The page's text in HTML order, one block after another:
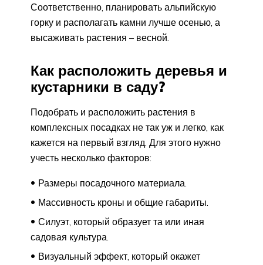
Соответственно, планировать альпийскую
горку и располагать камни лучше осенью, а
высаживать растения – весной.
Как расположить деревья и
кустарники в саду?
Подобрать и расположить растения в
комплексных посадках не так уж и легко, как
кажется на первый взгляд. Для этого нужно
учесть несколько факторов:
Размеры посадочного материала.
Массивность кроны и общие габариты.
Силуэт, который образует та или иная
садовая культура.
Визуальный эффект, который окажет